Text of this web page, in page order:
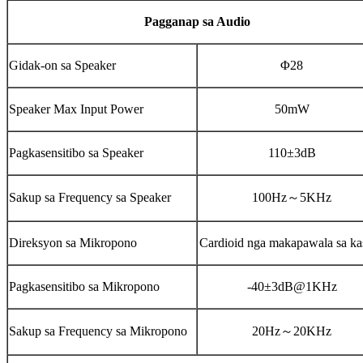
Pagganap sa Audio
Gidak-on sa Speaker Φ28
Speaker Max Input Power 50mW
Pagkasensitibo sa Speaker 110±3dB
Sakup sa Frequency sa Speaker 100Hz～ 5KHz
Direksyon sa Mikropono Cardioid nga makapawala sa
Pagkasensitibo sa Mikropono -40±3dB@1KHz
Sakup sa Frequency sa Mikropono 20Hz～ 20KHz